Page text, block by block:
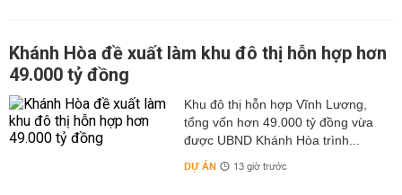
Khánh Hòa đề xuất làm khu đô thị hỗn hợp hơn
49.000 tỷ đồng
Khu đô thị hỗn hợp Vĩnh Lương,
tổng vốn hơn 49.000 tỷ đồng vừa
được UBND Khánh Hòa trình...
DỰ ÁN 13 giờ trước